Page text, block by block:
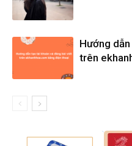
Hướng
trên